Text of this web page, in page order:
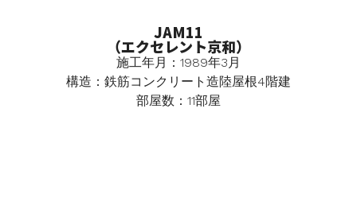
JAM11
（エクセレント京和）
施工年月：1989年3月
構造：鉄筋コンクリート造陸屋根4階建
部屋数：11部屋